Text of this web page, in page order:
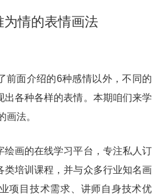
情的表情画法
前面介绍的6种感情以外，不同的
出各种各样的表情。本期咱们来学
画法。
绘画的在线学习平台，专注私人订
类培训课程，并与众多行业知名画
项目技术需求、讲师自身技术优